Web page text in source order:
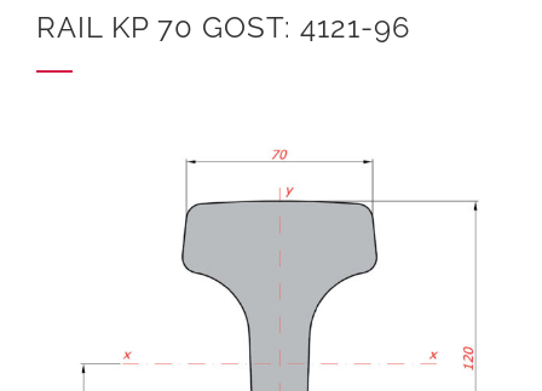
RAIL KP 70 GOST: 4121-96